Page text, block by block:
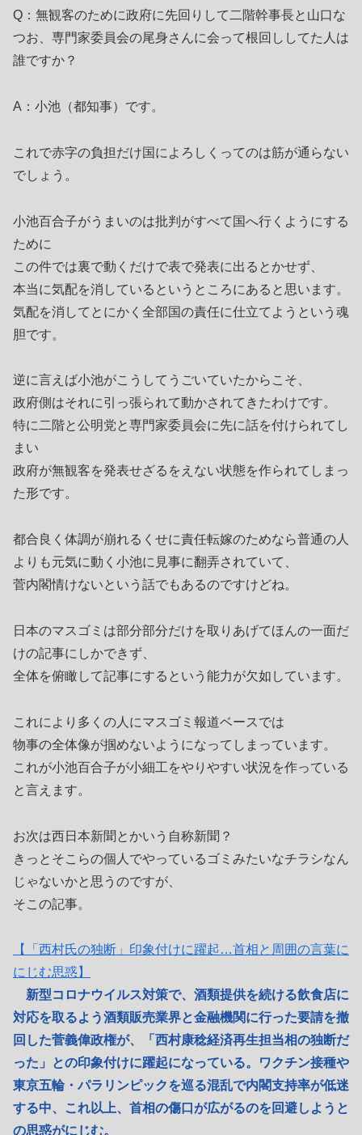
Q：無観客のために政府に先回りして二階幹事長と山口な
つお、専門家委員会の尾身さんに会って根回ししてた人は
誰ですか？
A：小池（都知事）です。
これで赤字の負担だけ国によろしくってのは筋が通らない
でしょう。
小池百合子がうまいのは批判がすべて国へ行くようにする
ために
この件では裏で動くだけで表で発表に出るとかせず、
本当に気配を消しているというところにあると思います。
気配を消してとにかく全部国の責任に仕立てようという魂
胆です。
逆に言えば小池がこうしてうごいていたからこそ、
政府側はそれに引っ張られて動かされてきたわけです。
特に二階と公明党と専門家委員会に先に話を付けられてし
まい
政府が無観客を発表せざるをえない状態を作られてしまっ
た形です。
都合良く体調が崩れるくせに責任転嫁のためなら普通の人
よりも元気に動く小池に見事に翻弄されていて、
菅内閣情けないという話でもあるのですけどね。
日本のマスゴミは部分部分だけを取りあげてほんの一面だ
けの記事にしかできず、
全体を俯瞰して記事にするという能力が欠如しています。
これにより多くの人にマスゴミ報道ベースでは
物事の全体像が掴めないようになってしまっています。
これが小池百合子が小細工をやりやすい状況を作っている
と言えます。
お次は西日本新聞とかいう自称新聞？
きっとそこらの個人でやっているゴミみたいなチラシなん
じゃないかと思うのですが、
そこの記事。
【「西村氏の独断」印象付けに躍起…首相と周囲の言葉に
にじむ思惑】
新型コロナウイルス対策で、酒類提供を続ける飲食店に
対応を取るよう酒類販売業界と金融機関に行った要請を撤
回した菅義偉政権が、「西村康稔経済再生担当相の独断だ
った」との印象付けに躍起になっている。ワクチン接種や
東京五輪・パラリンピックを巡る混乱で内閣支持率が低迷
する中、これ以上、首相の傷口が広がるのを回避しようと
の思惑がにじむ。